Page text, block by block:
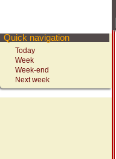
Quick navigation
Today
Week
Week-end
Next week